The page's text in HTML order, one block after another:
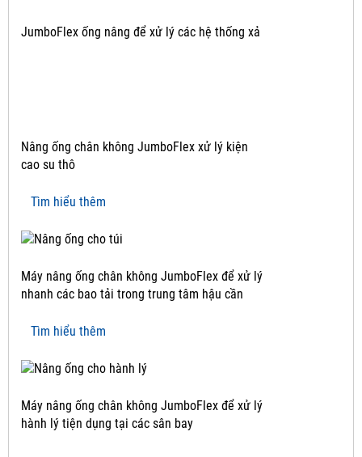
JumboFlex ống nâng để xử lý các hệ thống xả
Nâng ống chân không JumboFlex xử lý kiện
cao su thô
Tìm hiểu thêm
Máy nâng ống chân không JumboFlex để xử lý
nhanh các bao tải trong trung tâm hậu cần
Tìm hiểu thêm
Máy nâng ống chân không JumboFlex để xử lý
hành lý tiện dụng tại các sân bay